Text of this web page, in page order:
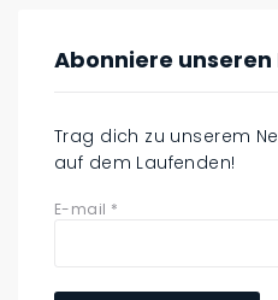
Abonniere
Trag dich zu unserem
auf dem Laufenden!
E-mail *